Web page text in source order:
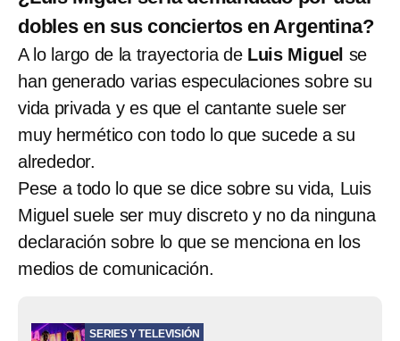
dobles en sus conciertos en Argentina?
A lo largo de la trayectoria de Luis Miguel se
han generado varias especulaciones sobre su
vida privada y es que el cantante suele ser
muy hermético con todo lo que sucede a su
alrededor.
Pese a todo lo que se dice sobre su vida, Luis
Miguel suele ser muy discreto y no da ninguna
declaración sobre lo que se menciona en los
medios de comunicación.
SERIES Y TELEVISIÓN